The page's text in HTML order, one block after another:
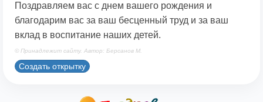
Поздравляем вас с днем вашего рождения и
благодарим вас за ваш бесценный труд и за ваш
вклад в воспитание наших детей.
© Принадлежит сайту. Автор: Берсанов М.
Создать открытку